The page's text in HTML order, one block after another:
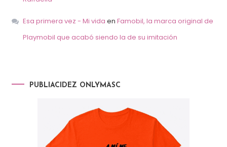
Esa primera vez - Mi vida en Famobil, la marca original de
Playmobil que acabó siendo la de su imitación
PUBLIACIDEZ ONLYMASC